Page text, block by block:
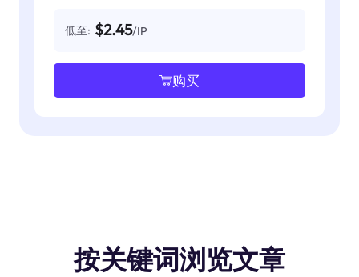
低至: $2.45/IP
购买
按关键词浏览文章